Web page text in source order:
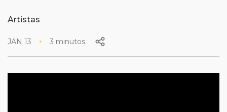
Artistas
JAN 13 3 minutos